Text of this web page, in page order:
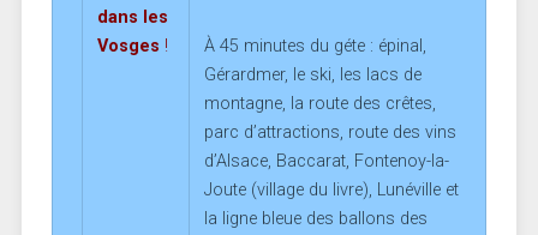
dans les
Vosges !
À 45 minutes du géte : épinal,
Gérardmer, le ski, les lacs de
montagne, la route des crêtes,
parc d’attractions, route des vins
d’Alsace, Baccarat, Fontenoy-la-
Joute (village du livre), Lunéville et
la ligne bleue des ballons des